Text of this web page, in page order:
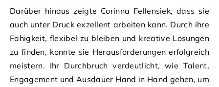
Darüber hinaus zeigte Corinna Fellensiek, dass sie
auch unter Druck exzellent arbeiten kann. Durch ihre
Fähigkeit, flexibel zu bleiben und kreative Lösungen
zu finden, konnte sie Herausforderungen erfolgreich
meistern. Ihr Durchbruch verdeutlicht, wie Talent,
Engagement und Ausdauer Hand in Hand gehen, um